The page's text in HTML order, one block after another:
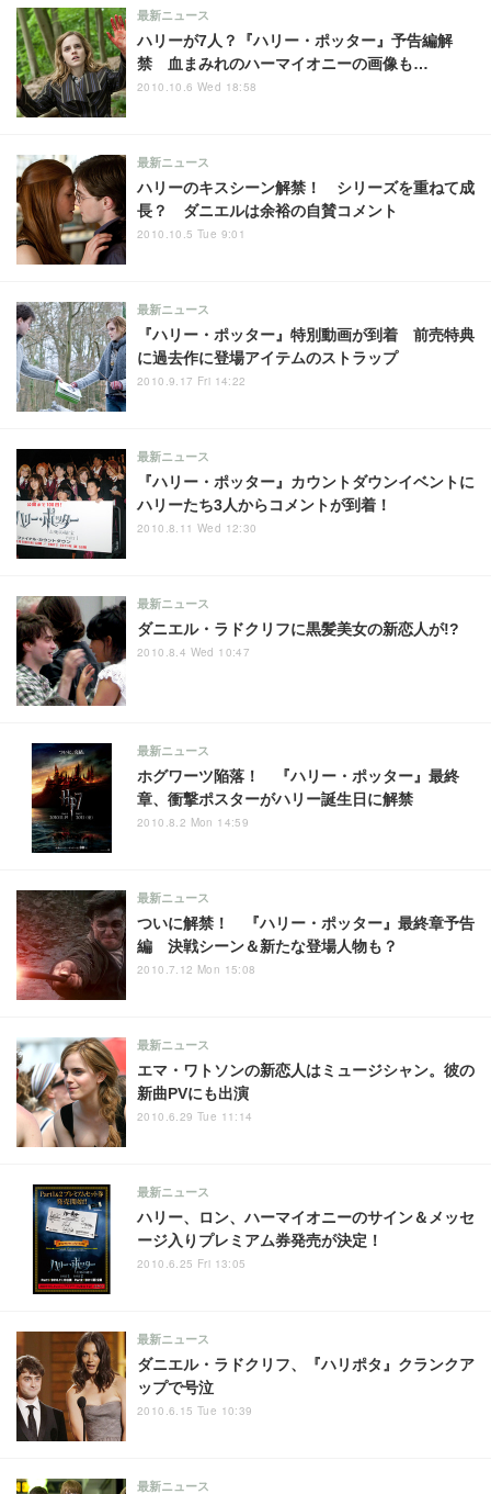
ハリーが7人？『ハリー・ポッター』予告編解
禁 血まみれのハーマイオニーの画像も…
最新ニュース
2010.10.6 Wed 18:58
ハリーのキスシーン解禁！ シリーズを重ねて成
長？ ダニエルは余裕の自賛コメント
最新ニュース
2010.10.5 Tue 9:01
『ハリー・ポッター』特別動画が到着 前売特典
に過去作に登場アイテムのストラップ
最新ニュース
2010.9.17 Fri 14:22
『ハリー・ポッター』カウントダウンイベントに
ハリーたち3人からコメントが到着！
最新ニュース
2010.8.11 Wed 12:30
ダニエル・ラドクリフに黒髪美女の新恋人が!?
最新ニュース
2010.8.4 Wed 10:47
ホグワーツ陥落！ 『ハリー・ポッター』最終
章、衝撃ポスターがハリー誕生日に解禁
最新ニュース
2010.8.2 Mon 14:59
ついに解禁！ 『ハリー・ポッター』最終章予告
編 決戦シーン＆新たな登場人物も？
最新ニュース
2010.7.12 Mon 15:08
エマ・ワトソンの新恋人はミュージシャン。彼の
新曲PVにも出演
最新ニュース
2010.6.29 Tue 11:14
ハリー、ロン、ハーマイオニーのサイン＆メッセ
ージ入りプレミアム券発売が決定！
最新ニュース
2010.6.25 Fri 13:05
ダニエル・ラドクリフ、『ハリポタ』クランクア
ップで号泣
最新ニュース
2010.6.15 Tue 10:39
最新ニュース